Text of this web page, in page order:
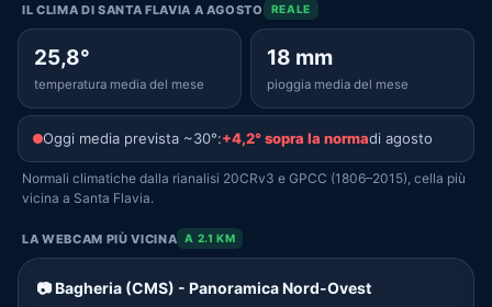
IL CLIMA DI SANTA FLAVIA A AGOSTO REALE
25,8°
temperatura media del mese
18 mm
pioggia media del mese
Oggi media prevista ~30°:+4,2° sopra la normadi agosto
Normali climatiche dalla rianalisi 20CRv3 e GPCC (1806–2015), cella più
vicina a Santa Flavia.
LA WEBCAM PIÙ VICINA A 2.1 KM
📷 Bagheria (CMS) - Panoramica Nord-Ovest